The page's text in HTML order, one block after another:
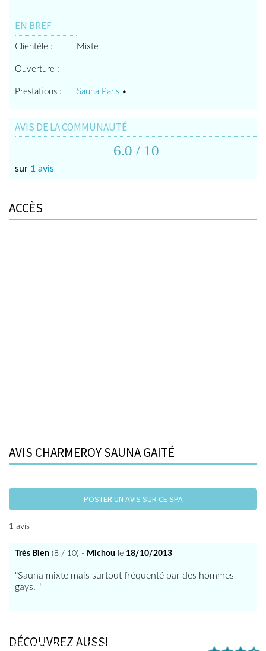
EN BREF
Clientèle : Mixte
Ouverture :
Prestations : Sauna Paris •
AVIS DE LA COMMUNAUTÉ
6.0 / 10
sur 1 avis
ACCÈS
AVIS CHARMEROY SAUNA GAITÉ
POSTER UN AVIS SUR CE SPA
1 avis
Très Bien (8 / 10) - Michou le 18/10/2013
"Sauna mixte mais surtout fréquenté par des hommes
gays. "
DÉCOUVREZ AUSSI
Beauty Spot - Grain de Beauté